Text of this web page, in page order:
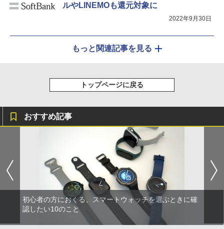
ルやLINEMOも還元対象に
2022年9月30日
もっと関連記事を見る
トップページに戻る
おすすめ記事
初心者の方におくる、スマートウォッチを選ぶときに確
認したい10のこと